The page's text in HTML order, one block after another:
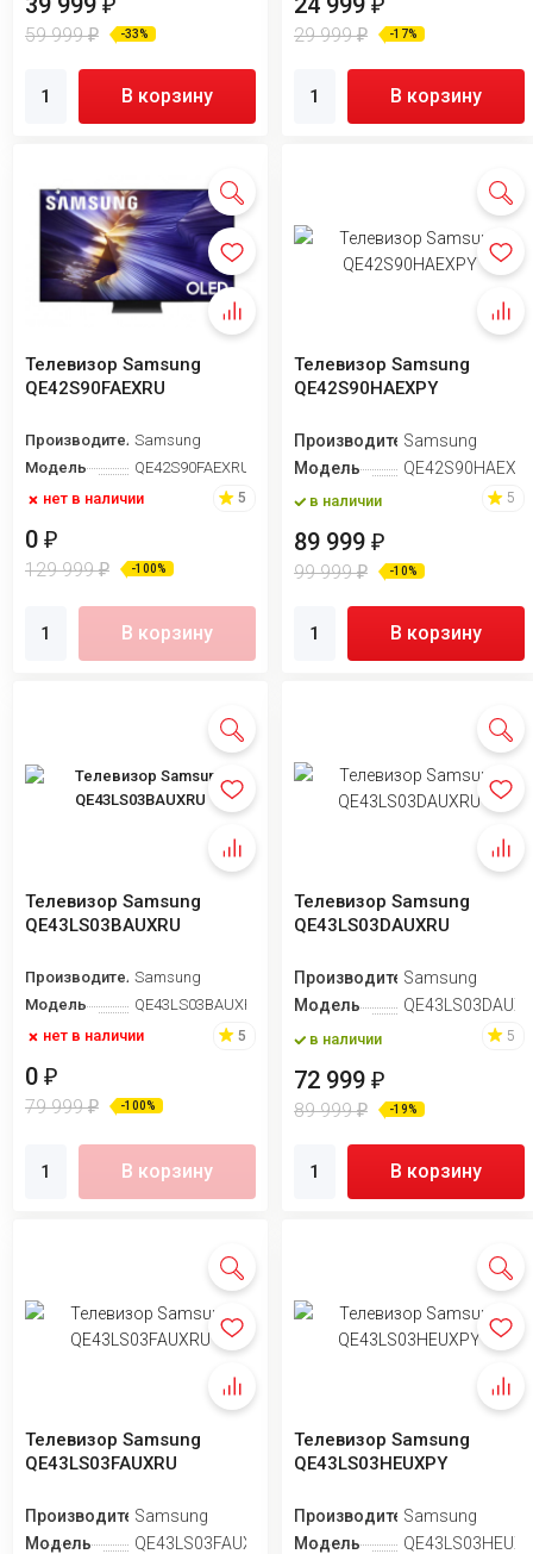
59 999₽ -33%
В корзину
29 999₽ -17%
В корзину
Телевизор Samsung
QE42S90FAEXRU
ПроизводительSamsung
Модель
QE42S90FAEXRU
нет в наличии
5
0 ₽
129 999₽ -100%
В корзину
Телевизор Samsung
QE42S90HAEXPY
ПроизводительSamsung
Модель
в наличии 5
89 999₽
99 999₽ -10%
В корзину
Телевизор Samsung
QE43LS03BAUXRU
ПроизводительSamsung
Модель
QE43LS03BAUXRU
нет в наличии
5
0 ₽
79 999₽ -100%
В корзину
Телевизор Samsung
QE43LS03DAUXRU
ПроизводительSamsung
Модель
в наличии 5
72 999₽
89 999₽ -19%
В корзину
Телевизор Samsung
QE43LS03FAUXRU
ПроизводительSamsung
Модель
QE43LS03FAUXRU
Телевизор Samsung
QE43LS03HEUXPY
ПроизводительSamsung
Модель